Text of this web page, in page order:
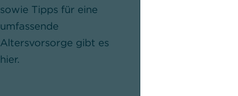
sowie Tipps für eine
umfassende
Altersvorsorge gibt es
hier.